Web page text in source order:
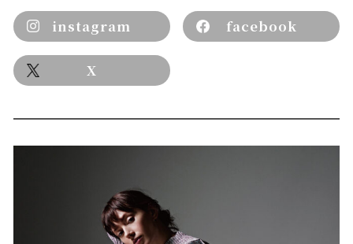
instagram facebook
X